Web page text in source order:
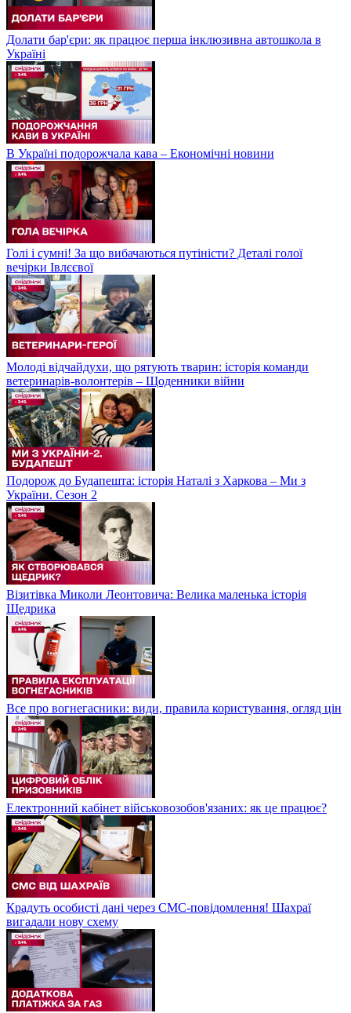
Долати бар'єри: як працює перша інклюзивна автошкола в
Україні
В Україні подорожчала кава – Економічні новини
Голі і сумні! За що вибачаються путіністи? Деталі голої
вечірки Івлєєвої
Молоді відчайдухи, що рятують тварин: історія команди
ветеринарів-волонтерів – Щоденники війни
Подорож до Будапешта: історія Наталі з Харкова – Ми з
України. Сезон 2
Візитівка Миколи Леонтовича: Велика маленька історія
Щедрика
Все про вогнегасники: види, правила користування, огляд цін
Електронний кабінет військовозобов'язаних: як це працює?
Крадуть особисті дані через СМС-повідомлення! Шахраї
вигадали нову схему